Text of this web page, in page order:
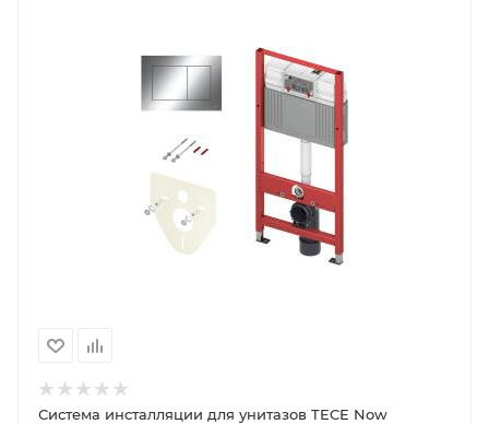
Система инсталляции для унитазов TECE Now